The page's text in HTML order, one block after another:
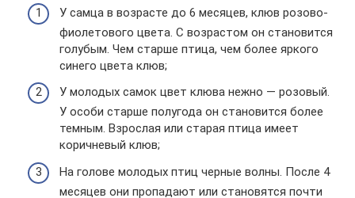
У самца в возрасте до 6 месяцев, клюв розово-
фиолетового цвета. С возрастом он становится
голубым. Чем старше птица, чем более яркого
синего цвета клюв;
У молодых самок цвет клюва нежно — розовый.
У особи старше полугода он становится более
темным. Взрослая или старая птица имеет
коричневый клюв;
На голове молодых птиц черные волны. После 4
месяцев они пропадают или становятся почти